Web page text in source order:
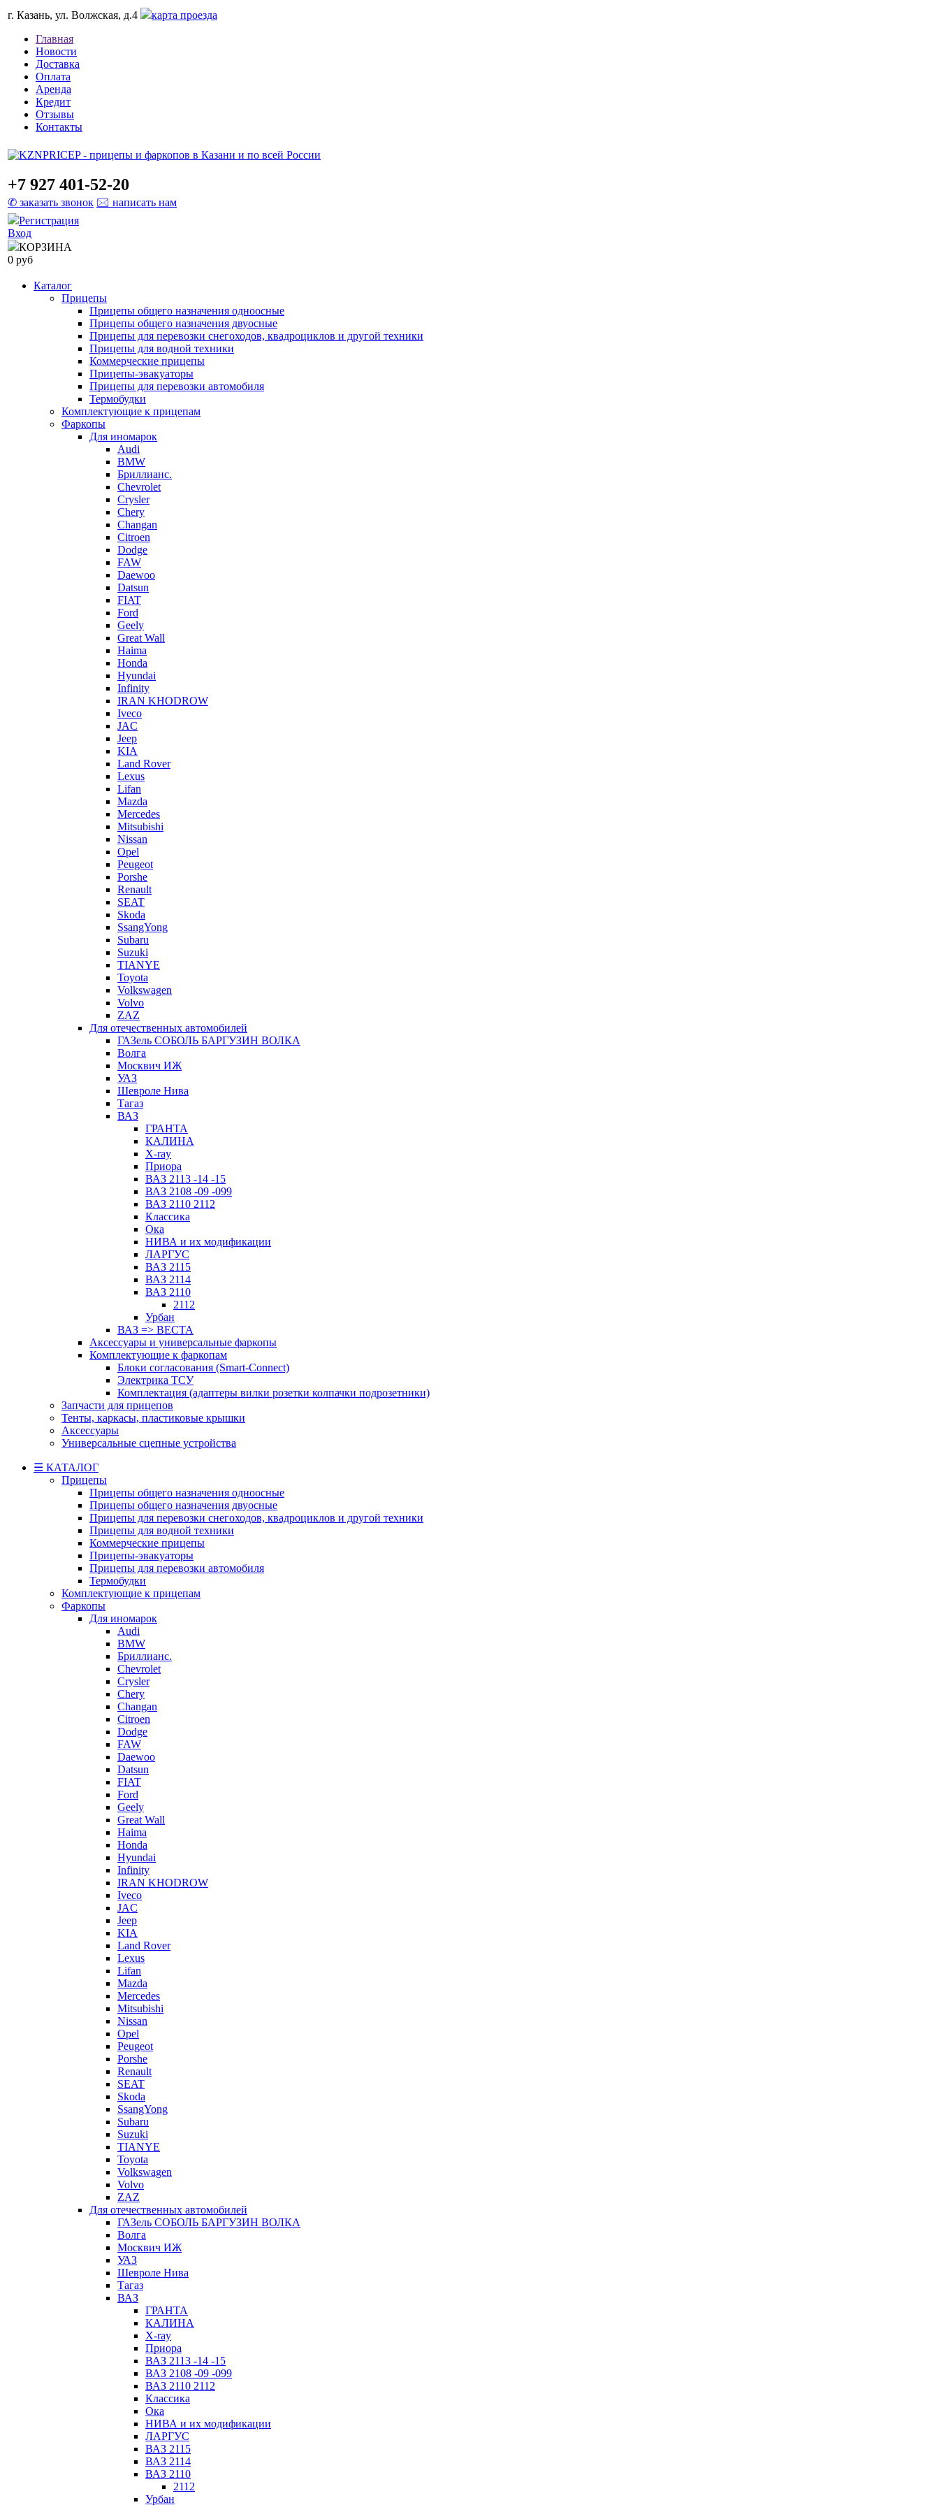
г. Казань, ул. Волжская, д.4
карта проезда
Главная
Новости
Доставка
Оплата
Аренда
Кредит
Отзывы
Контакты
+7 927 401-52-20
✆ заказать звонок 🖂 написать нам
Регистрация
Вход
КОРЗИНА
0 руб
Каталог
Прицепы
Прицепы общего назначения одноосные
Прицепы общего назначения двуосные
Прицепы для перевозки снегоходов, квадроциклов и другой техники
Прицепы для водной техники
Коммерческие прицепы
Прицепы-эвакуаторы
Прицепы для перевозки автомобиля
Термобудки
Комплектующие к прицепам
Фаркопы
Для иномарок
Audi
BMW
Бриллианс.
Chevrolet
Crysler
Chery
Changan
Citroen
Dodge
FAW
Daewoo
Datsun
FIAT
Ford
Geely
Great Wall
Haima
Honda
Hyundai
Infinity
IRAN KHODROW
Iveco
JAC
Jeep
KIA
Land Rover
Lexus
Lifan
Mazda
Mercedes
Mitsubishi
Nissan
Opel
Peugeot
Porshe
Renault
SEAT
Skoda
SsangYong
Subaru
Suzuki
TIANYE
Toyota
Volkswagen
Volvo
ZAZ
Для отечественных автомобилей
ГАЗель СОБОЛЬ БАРГУЗИН ВОЛКА
Волга
Москвич ИЖ
УАЗ
Шевроле Нива
Тагаз
ВАЗ
ГРАНТА
КАЛИНА
X-ray
Приора
ВАЗ 2113 -14 -15
ВАЗ 2108 -09 -099
ВАЗ 2110 2112
Классика
Ока
НИВА и их модификации
ЛАРГУС
ВАЗ 2115
ВАЗ 2114
ВАЗ 2110
2112
Урбан
ВАЗ => ВЕСТА
Аксессуары и универсальные фаркопы
Комплектующие к фаркопам
Блоки согласования (Smart-Connect)
Электрика ТСУ
Комплектация (адаптеры вилки розетки колпачки подрозетники)
Запчасти для прицепов
Тенты, каркасы, пластиковые крышки
Аксессуары
Универсальные сцепные устройства
☰ КАТАЛОГ
Прицепы
Прицепы общего назначения одноосные
Прицепы общего назначения двуосные
Прицепы для перевозки снегоходов, квадроциклов и другой техники
Прицепы для водной техники
Коммерческие прицепы
Прицепы-эвакуаторы
Прицепы для перевозки автомобиля
Термобудки
Комплектующие к прицепам
Фаркопы
Для иномарок
Audi
BMW
Бриллианс.
Chevrolet
Crysler
Chery
Changan
Citroen
Dodge
FAW
Daewoo
Datsun
FIAT
Ford
Geely
Great Wall
Haima
Honda
Hyundai
Infinity
IRAN KHODROW
Iveco
JAC
Jeep
KIA
Land Rover
Lexus
Lifan
Mazda
Mercedes
Mitsubishi
Nissan
Opel
Peugeot
Porshe
Renault
SEAT
Skoda
SsangYong
Subaru
Suzuki
TIANYE
Toyota
Volkswagen
Volvo
ZAZ
Для отечественных автомобилей
ГАЗель СОБОЛЬ БАРГУЗИН ВОЛКА
Волга
Москвич ИЖ
УАЗ
Шевроле Нива
Тагаз
ВАЗ
ГРАНТА
КАЛИНА
X-ray
Приора
ВАЗ 2113 -14 -15
ВАЗ 2108 -09 -099
ВАЗ 2110 2112
Классика
Ока
НИВА и их модификации
ЛАРГУС
ВАЗ 2115
ВАЗ 2114
ВАЗ 2110
2112
Урбан